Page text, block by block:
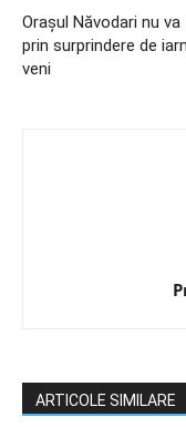
Oraşul Năvodari nu
prin surprindere de
veni
ARTICOLE SIMILARE